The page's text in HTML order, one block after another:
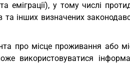
еміграції), у тому числі
та інших визначених
про місце проживання або
використовуватися